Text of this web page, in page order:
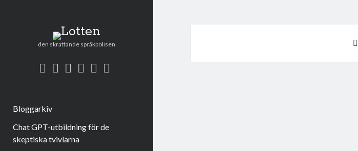
Lotten
den skrattande språkpolisen
twitter
facebook
instagram
linkedin
rss
Bloggarkiv
Chat GPT-utbildning för de
skeptiska tvivlarna